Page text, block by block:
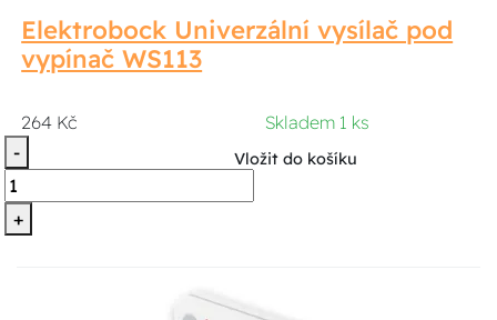
Elektrobock Univerzální vysílač pod
vypínač WS113
264 Kč
Skladem 1 ks
-
+
Vložit do košíku